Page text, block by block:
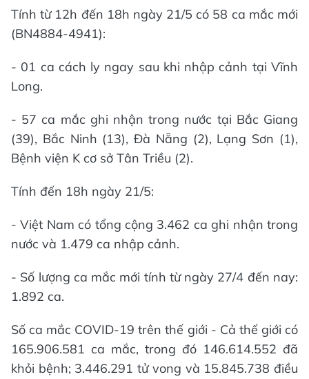
Tính từ 12h đến 18h ngày 21/5 có 58 ca mắc mới
(BN4884-4941):
- 01 ca cách ly ngay sau khi nhập cảnh tại Vĩnh
Long.
- 57 ca mắc ghi nhận trong nước tại Bắc Giang
(39), Bắc Ninh (13), Đà Nẵng (2), Lạng Sơn (1),
Bệnh viện K cơ sở Tân Triều (2).
Tính đến 18h ngày 21/5:
- Việt Nam có tổng cộng 3.462 ca ghi nhận trong
nước và 1.479 ca nhập cảnh.
- Số lượng ca mắc mới tính từ ngày 27/4 đến nay:
1.892 ca.
Số ca mắc COVID-19 trên thế giới - Cả thế giới có
165.906.581 ca mắc, trong đó 146.614.552 đã
khỏi bệnh; 3.446.291 tử vong và 15.845.738 điều